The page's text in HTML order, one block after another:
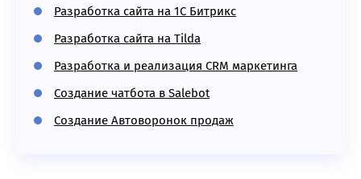
Разработка сайта на 1С Битрикс
Разработка сайта на Tilda
Разработка и реализация CRM маркетинга
Создание чатбота в Salebot
Создание Автоворонок продаж